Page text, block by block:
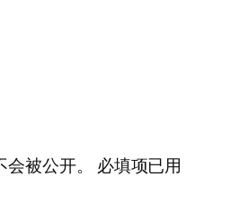
被公开。
必填项已用